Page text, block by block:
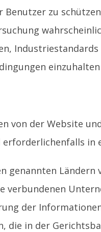
zu
von der Website
genannten
verbundenen
der
die in der